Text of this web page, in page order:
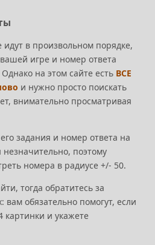
в произвольном порядке,
игре и номер ответа
на этом сайте есть ВСЕ
и нужно просто поискать
внимательно просматривая
задания и номер ответа на
поэтому
номера в радиусе +/- 50.
тогда обратитесь за
обязательно помогут, если
и укажете